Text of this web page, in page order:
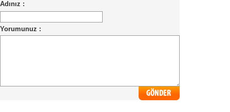
Adınız :
Yorumunuz :